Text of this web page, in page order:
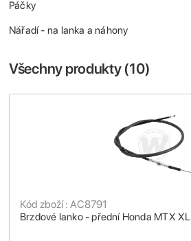
Páčky
Nářadí - na lanka a náhony
Všechny produkty (10)
Brzdové lanko - přední Honda MTX XL
Kód zboží : AC8791